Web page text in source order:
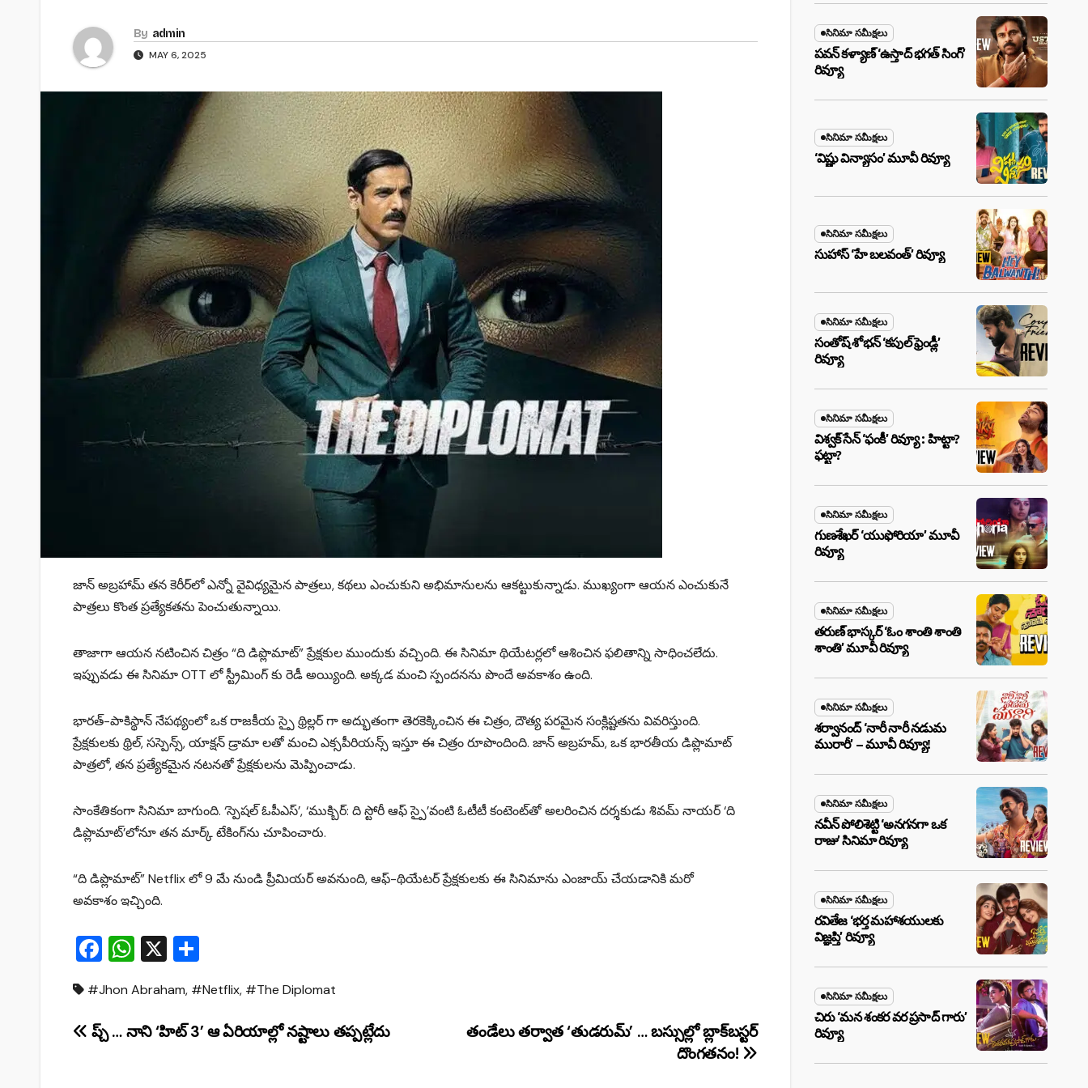
By admin
MAY 6, 2025
జాన్ అబ్రహామ్ తన కెరీర్‌లో ఎన్నో వైవిధ్యమైన పాత్రలు, కథలు ఎంచుకుని అభిమానులను ఆకట్టుకున్నాడు. ముఖ్యంగా ఆయన ఎంచుకునే
పాత్రలు కొంత ప్రత్యేకతను పెంచుతున్నాయి.
తాజాగా ఆయన నటించిన చిత్రం “ది డిప్లొమాట్” ప్రేక్షకుల ముందుకు వచ్చింది. ఈ సినిమా థియేటర్లలో ఆశించిన ఫలితాన్ని సాధించలేదు.
ఇప్పువడు ఈ సినిమా OTT లో స్ట్రీమింగ్ కు రెడీ అయ్యింది. అక్కడ మంచి స్పందనను పొందే అవకాశం ఉంది.
భారత్-పాకిస్థాన్‌ నేపథ్యంలో ఒక రాజకీయ స్పై థ్రిల్లర్ గా అద్భుతంగా తెరకెక్కించిన ఈ చిత్రం, దౌత్య పరమైన సంక్లిష్టతను వివరిస్తుంది.
ప్రేక్షకులకు థ్రిల్, సస్పెన్స్, యాక్షన్ డ్రామా లతో మంచి ఎక్సపీరియన్స్ ఇస్తూ ఈ చిత్రం రూపొందింది. జాన్ అబ్రహమ్, ఒక భారతీయ డిప్లొమాట్
పాత్రలో, తన ప్రత్యేకమైన నటనతో ప్రేక్షకులను మెప్పించాడు.
సాంకేతికంగా సినిమా బాగుంది. ‘స్పెషల్‌ ఓపీఎస్‌’, ‘ముక్బిర్‌: ది స్టోరీ ఆఫ్‌ స్పై’వంటి ఓటీటీ కంటెంట్‌తో అలరించిన దర్శకుడు శివమ్‌ నాయర్‌ ‘ది
డిప్లొమాట్‌’లోనూ తన మార్క్‌ టేకింగ్‌ను చూపించారు.
“ది డిప్లొమాట్” Netflix లో 9 మే నుండి ప్రీమియర్ అవనుంది, ఆఫ్-థియేటర్ ప్రేక్షకులకు ఈ సినిమాను ఎంజాయ్ చేయడానికి మరో
అవకాశం ఇచ్చింది.
F
c
e
b
W
at
s
X
ar
e
#Jhon Abraham, #Netflix, #The Diplomat
Post
తండేలు తర్వాత ‘తుడరుమ్‌’ … బస్సుల్లో బ్లాక్‌బస్టర్
దొంగతనం!
ప్చ్ … నాని ‘హిట్ 3’ ఆ ఏరియాల్లో నష్టాలు తప్పట్లేదు
సినిమా సమీక్షలు
పవన్ కళ్యాణ్ ‘ఉస్తాద్ భ‌గ‌త్ సింగ్’
రివ్యూ
సినిమా సమీక్షలు
‘విష్ణు విన్యాసం’ మూవీ రివ్యూ
సినిమా సమీక్షలు
సుహాస్ ‘హే బలవంత్’ రివ్యూ
సినిమా సమీక్షలు
సంతోష్ శోభన్ ‘కపుల్ ఫ్రెండ్లీ’
రివ్యూ
సినిమా సమీక్షలు
విశ్వక్ సేన్ ‘ఫంకీ’ రివ్యూ : హిట్టా?
ఫట్టా?
సినిమా సమీక్షలు
గుణశేఖర్ ‘యుఫోరియా’ మూవీ
రివ్యూ
సినిమా సమీక్షలు
తరుణ్ భాస్కర్ ‘ఓం శాంతి శాంతి
శాంతి’ మూవీ రివ్యూ
సినిమా సమీక్షలు
శర్వానంద్ ‘నారీ నారీ నడుమ
మురారీ’ – మూవీ రివ్యూ!
సినిమా సమీక్షలు
నవీన్ పోలిశెట్టి ‘అనగనగా ఒక
రాజు’ సినిమా రివ్యూ
సినిమా సమీక్షలు
రవితేజ ‘భర్త మహాశయులకు
విజ్ఞప్తి’ రివ్యూ
సినిమా సమీక్షలు
చిరు ‘మ‌న శంక‌ర వ‌ర ప్ర‌సాద్ గారు’
రివ్యూ